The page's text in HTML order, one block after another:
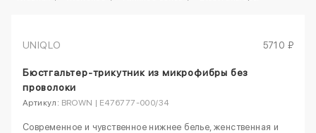
UNIQLO 5710 ₽
Бюстгальтер-трикутник из микрофибры без
проволоки
Артикул: BROWN | E476777-000/34
Современное и чувственное нижнее белье, женственная и